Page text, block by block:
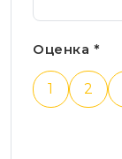
Оценка *
1 2